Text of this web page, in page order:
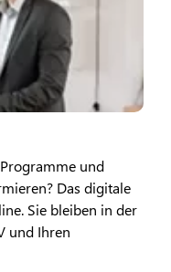
und
Das digitale
Sie bleiben in der
und Ihren